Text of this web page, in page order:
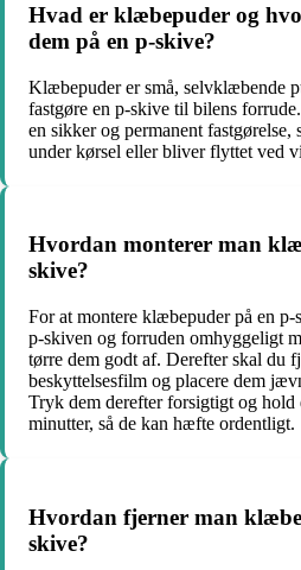
Hvad er klæbepuder og
dem på en p-skive?
Klæbepuder er små, selvklæbende
fastgøre en p-skive til bilens
en sikker og permanent
under kørsel eller bliver flyttet ved
Hvordan monterer man
skive?
For at montere klæbepuder på en
p-skiven og forruden omhyggeligt
tørre dem godt af. Derefter skal du
beskyttelsesfilm og placere dem
Tryk dem derefter forsigtigt og hold
minutter, så de kan hæfte ordentligt.
Hvordan fjerner man
skive?